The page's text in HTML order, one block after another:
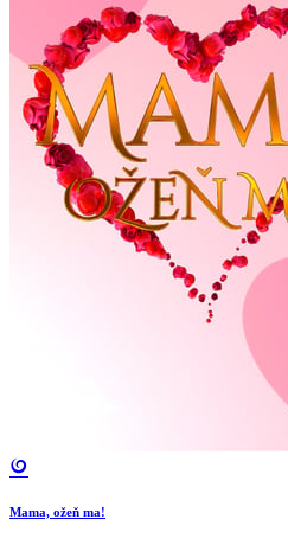
Mama, ožeň ma!